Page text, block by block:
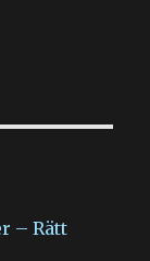
– Rätt